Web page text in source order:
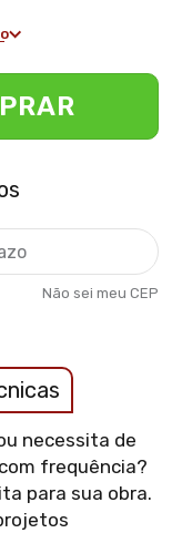
Não sei meu CEP
necessita de
frequência?
para sua obra.